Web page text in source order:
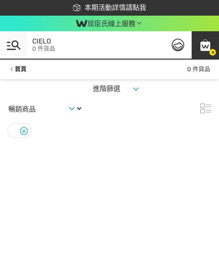
本期活動詳情請點我
下載app最高回饋$350
屈臣氏線上服務
0
CIELO
0 件貨品
首頁 0 件貨品
進階篩選